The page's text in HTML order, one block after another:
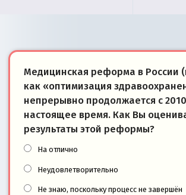
Медицинская реформа в России
как «оптимизация
непрерывно продолжается с
настоящее время. Как Вы
результаты этой реформы?
На отлично
Неудовлетворительно
Не знаю, поскольку процесс не завершён